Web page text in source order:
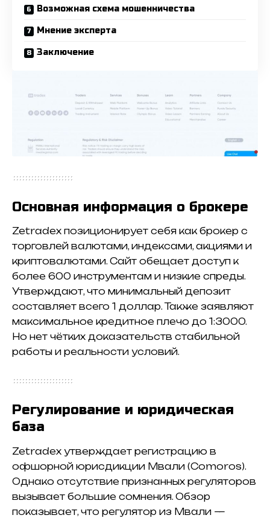
Возможная схема мошенничества
Мнение эксперта
Заключение
Основная информация о брокере
Zetradex позиционирует себя как брокер с
торговлей валютами, индексами, акциями и
криптовалютами. Сайт обещает доступ к
более 600 инструментам и низкие спреды.
Утверждают, что минимальный депозит
составляет всего 1 доллар. Также заявляют
максимальное кредитное плечо до 1:3000.
Но нет чётких доказательств стабильной
работы и реальности условий.
Регулирование и юридическая
база
Zetradex утверждает регистрацию в
офшорной юрисдикции Мвали (Comoros).
Однако отсутствие признанных регуляторов
вызывает большие сомнения. Обзор
показывает, что регулятор из Мвали —